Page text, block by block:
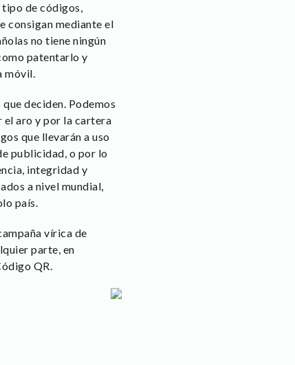
de códigos,
consigan mediante el
no tiene ningún
patentarlo y
móvil.
deciden. Podemos
el aro y por la cartera
que llevarán a uso
publicidad, o por lo
integridad y
a nivel mundial,
país.
vírica de
parte, en
QR.